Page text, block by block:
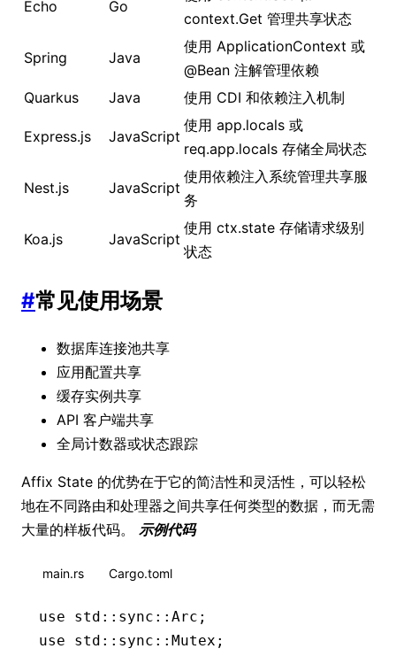
Echo Go
context.Get 管理共享状态
Spring Java
使用 ApplicationContext 或
@Bean 注解管理依赖
Quarkus
Java 使用 CDI 和依赖注入机制
Express.js JavaScript
使用 app.locals 或
req.app.locals 存储全局状态
Nest.js JavaScript
使用依赖注入系统管理共享服
务
Koa.js JavaScript
使用 ctx.state 存储请求级别
状态
#常见使用场景
数据库连接池共享
应用配置共享
缓存实例共享
API 客户端共享
全局计数器或状态跟踪
Affix State 的优势在于它的简洁性和灵活性，可以轻松
地在不同路由和处理器之间共享任何类型的数据，而无需
大量的样板代码。 示例代码
main.rs Cargo.toml
use std :: sync :: Arc ;
use std :: sync :: Mutex ;